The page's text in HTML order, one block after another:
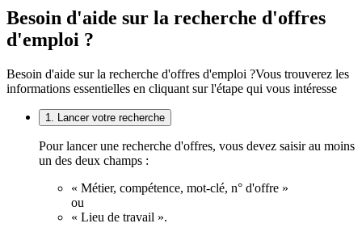
Besoin d'aide sur la recherche d'offres
d'emploi ?
Besoin d'aide sur la recherche d'offres d'emploi ?Vous trouverez les
informations essentielles en cliquant sur l'étape qui vous intéresse
1. Lancer votre recherche
Pour lancer une recherche d'offres, vous devez saisir au moins
un des deux champs :
« Métier, compétence, mot-clé, n° d'offre »
ou
« Lieu de travail ».